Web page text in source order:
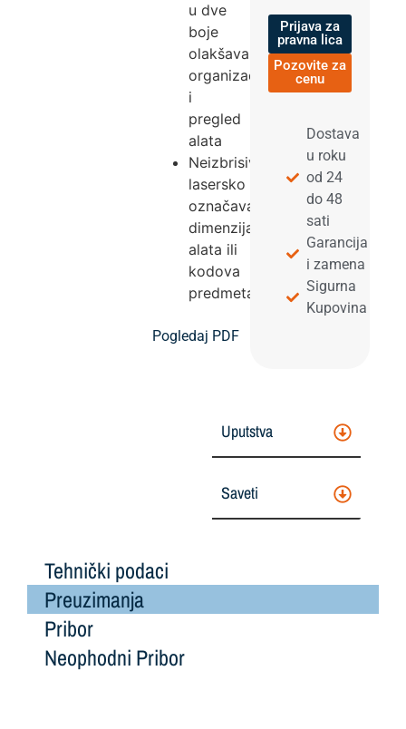
u dve
boje
olakšava
organizaciju
i
pregled
alata
Neizbrisivo
lasersko
označavanje
dimenzija
alata ili
kodova
predmeta.
Pogledaj PDF
Prijava za
pravna lica
Pozovite za
cenu
Dostava
u roku
od 24
do 48
sati
Garancija
i zamena
Sigurna
Kupovina
Uputstva
Saveti
Tehnički podaci
Preuzimanja
Pribor
Neophodni Pribor